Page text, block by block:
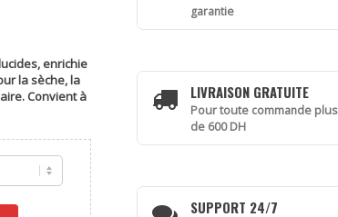
enrichie
la sèche, la
Convient à
garantie
LIVRAISON GRATUITE
Pour toute commande plus
de 600 DH
SUPPORT 24/7